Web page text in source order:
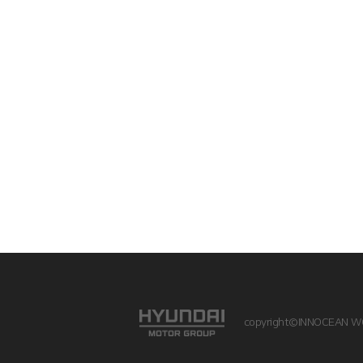
copyright©INNOCEAN